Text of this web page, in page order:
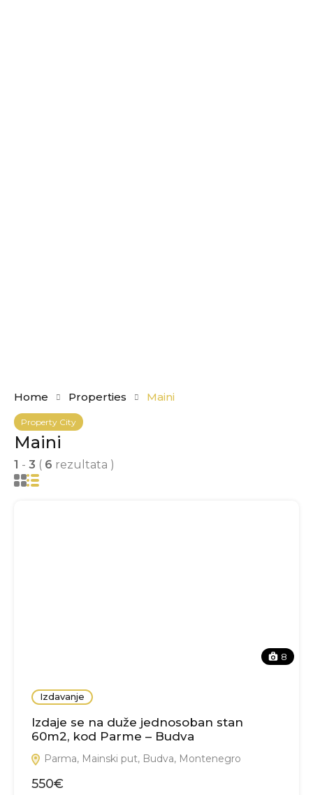
Home Properties Maini
Property City
Maini
1 - 3 ( 6 rezultata )
8
Izdavanje
Izdaje se na duže jednosoban stan
60m2, kod Parme – Budva
Parma, Mainski put, Budva, Montenegro
550€